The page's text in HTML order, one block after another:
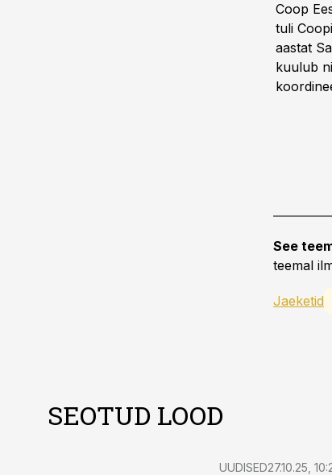
Coop
tuli
aastat
kuulub
See
teemal
Jaeketid
SEOTUD LOOD
UUDISED27.10.25,